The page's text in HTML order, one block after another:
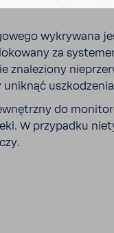
wykry­wana
za
znale­ziony
uniknąć
do
W przy­padku